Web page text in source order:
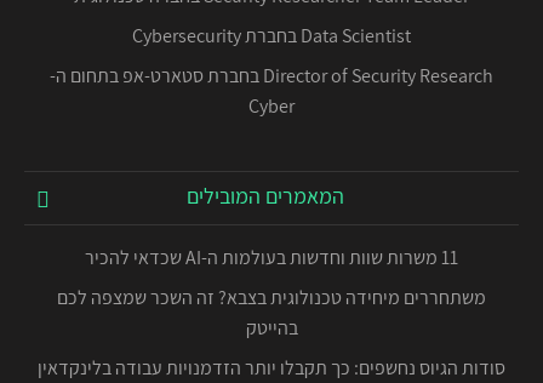
Data Scientist בחברת Cybersecurity
Director of Security Research בחברת סטארט-אפ בתחום ה-
Cyber
המאמרים המובילים
11 משרות שוות וחדשות בעולמות ה-AI שכדאי להכיר
משתחררים מיחידה טכנולוגית בצבא? זה השכר שמצפה לכם
בהייטק
סודות הגיוס נחשפים: כך תקבלו יותר הזדמנויות עבודה בלינקדאין